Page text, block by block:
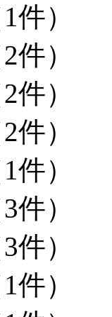
件）
件）
件）
件）
件）
件）
件）
件）